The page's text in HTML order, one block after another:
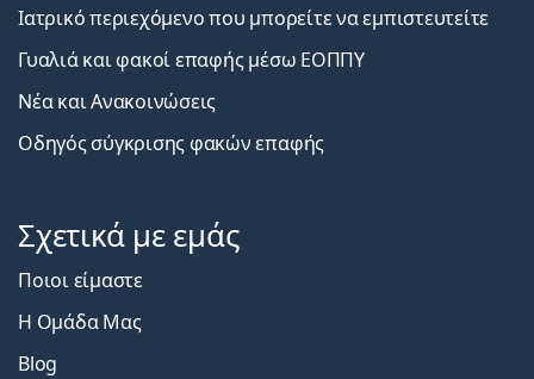
Ιατρικό περιεχόμενο που μπορείτε να εμπιστευτείτε
Γυαλιά και φακοί επαφής μέσω ΕΟΠΠΥ
Νέα και Ανακοινώσεις
Οδηγός σύγκρισης φακών επαφής
Σχετικά με εμάς
Ποιοι είμαστε
Η Ομάδα Μας
Blog